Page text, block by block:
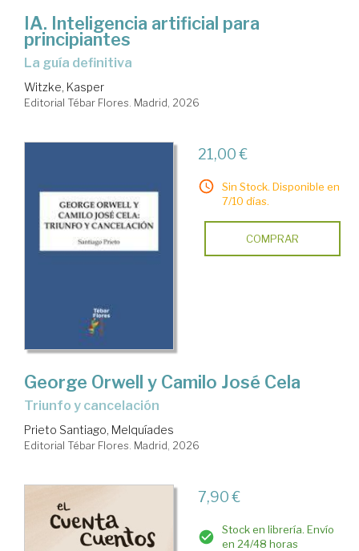
IA. Inteligencia artificial para
principiantes
La guía definitiva
Witzke, Kasper
Editorial Tébar Flores. Madrid, 2026
21,00 €
Sin Stock. Disponible en
7/10 días.
COMPRAR
George Orwell y Camilo José Cela
Triunfo y cancelación
Prieto Santiago, Melquíades
Editorial Tébar Flores. Madrid, 2026
7,90 €
Stock en librería. Envío
en 24/48 horas